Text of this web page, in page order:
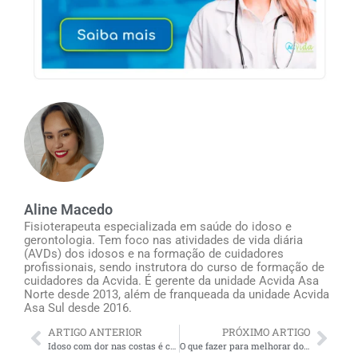
Aline Macedo
Fisioterapeuta especializada em saúde do idoso e
gerontologia. Tem foco nas atividades de vida diária
(AVDs) dos idosos e na formação de cuidadores
profissionais, sendo instrutora do curso de formação de
cuidadores da Acvida. É gerente da unidade Acvida Asa
Norte desde 2013, além de franqueada da unidade Acvida
Asa Sul desde 2016.
ARTIGO ANTERIOR PRÓXIMO ARTIGO
O que fazer para melhorar dores musculares em idosos